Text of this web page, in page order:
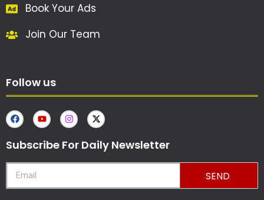
Book Your Ads
Join Our Team
Follow us
Subscribe For Daily Newsletter
SEND